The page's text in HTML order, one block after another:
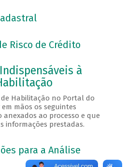
Risco de Crédito
à
Habilitação no Portal do
mãos os seguintes
ao processo e que
informações prestadas.
para a Análise